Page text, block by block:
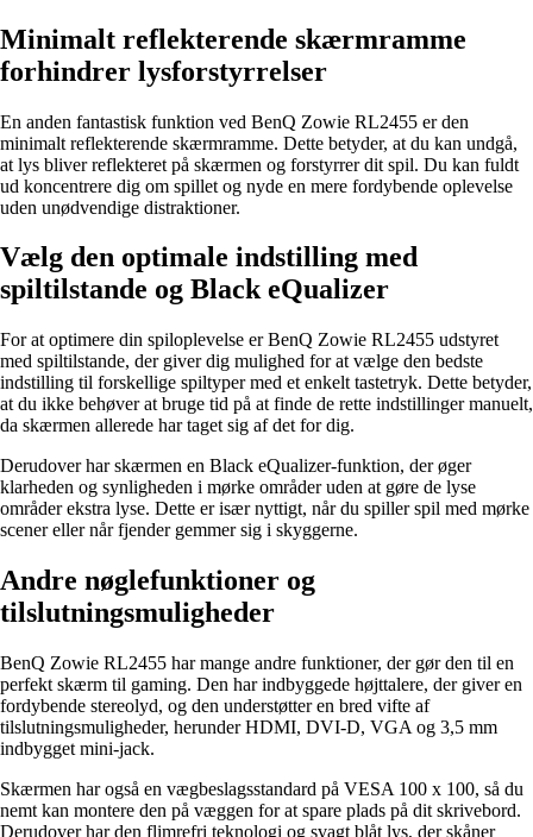
Minimalt reflekterende skærmramme
forhindrer lysforstyrrelser
En anden fantastisk funktion ved BenQ Zowie RL2455 er den
minimalt reflekterende skærmramme. Dette betyder, at du kan undgå,
at lys bliver reflekteret på skærmen og forstyrrer dit spil. Du kan fuldt
ud koncentrere dig om spillet og nyde en mere fordybende oplevelse
uden unødvendige distraktioner.
Vælg den optimale indstilling med
spiltilstande og Black eQualizer
For at optimere din spiloplevelse er BenQ Zowie RL2455 udstyret
med spiltilstande, der giver dig mulighed for at vælge den bedste
indstilling til forskellige spiltyper med et enkelt tastetryk. Dette betyder,
at du ikke behøver at bruge tid på at finde de rette indstillinger manuelt,
da skærmen allerede har taget sig af det for dig.
Derudover har skærmen en Black eQualizer-funktion, der øger
klarheden og synligheden i mørke områder uden at gøre de lyse
områder ekstra lyse. Dette er især nyttigt, når du spiller spil med mørke
scener eller når fjender gemmer sig i skyggerne.
Andre nøglefunktioner og
tilslutningsmuligheder
BenQ Zowie RL2455 har mange andre funktioner, der gør den til en
perfekt skærm til gaming. Den har indbyggede højttalere, der giver en
fordybende stereolyd, og den understøtter en bred vifte af
tilslutningsmuligheder, herunder HDMI, DVI-D, VGA og 3,5 mm
indbygget mini-jack.
Skærmen har også en vægbeslagsstandard på VESA 100 x 100, så du
nemt kan montere den på væggen for at spare plads på dit skrivebord.
Derudover har den flimrefri teknologi og svagt blåt lys, der skåner